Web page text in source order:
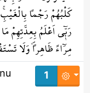
كَلْبُهُمْ رَجْماً
رَبّ۪ٓي اَعْلَمُ بِعِدَّتِهِمْ
مِرَٓاءً ظَاهِراًۖ وَلَا
1